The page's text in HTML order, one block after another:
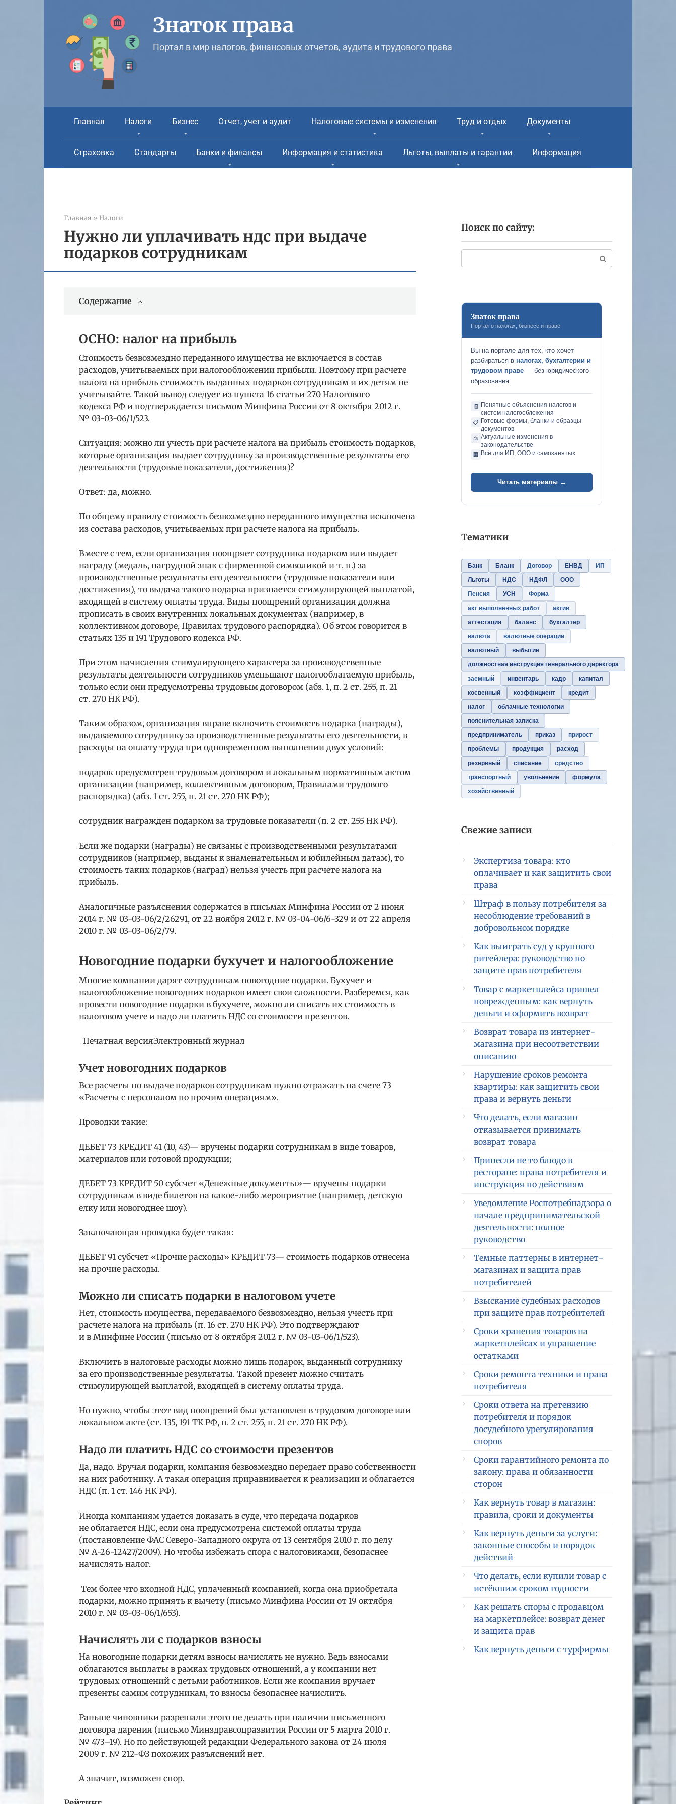
Знаток права
Портал в мир налогов, финансовых отчетов, аудита и трудового права
Главная Налоги Бизнес Отчет, учет и аудит Налоговые системы и изменения Труд и отдых Документы
Страховка Стандарты Банки и финансы Информация и статистика Льготы, выплаты и гарантии Информация
Главная » Налоги
Нужно ли уплачивать ндс при выдаче
подарков сотрудникам
Содержание
ОСНО: налог на прибыль
Стоимость безвозмездно переданного имущества не включается в состав
расходов, учитываемых при налогообложении прибыли. Поэтому при расчете
налога на прибыль стоимость выданных подарков сотрудникам и их детям не
учитывайте. Такой вывод следует из пункта 16 статьи 270 Налогового
кодекса РФ и подтверждается письмом Минфина России от 8 октября 2012 г.
№ 03-03-06/1/523.
Ситуация: можно ли учесть при расчете налога на прибыль стоимость подарков,
которые организация выдает сотруднику за производственные результаты его
деятельности (трудовые показатели, достижения)?
Ответ: да, можно.
По общему правилу стоимость безвозмездно переданного имущества исключена
из состава расходов, учитываемых при расчете налога на прибыль.
Вместе с тем, если организация поощряет сотрудника подарком или выдает
награду (медаль, нагрудной знак с фирменной символикой и т. п.) за
производственные результаты его деятельности (трудовые показатели или
достижения), то выдача такого подарка признается стимулирующей выплатой,
входящей в систему оплаты труда. Виды поощрений организация должна
прописать в своих внутренних локальных документах (например, в
коллективном договоре, Правилах трудового распорядка). Об этом говорится в
статьях 135 и 191 Трудового кодекса РФ.
При этом начисления стимулирующего характера за производственные
результаты деятельности сотрудников уменьшают налогооблагаемую прибыль,
только если они предусмотрены трудовым договором (абз. 1, п. 2 ст. 255, п. 21
ст. 270 НК РФ).
Таким образом, организация вправе включить стоимость подарка (награды),
выдаваемого сотруднику за производственные результаты его деятельности, в
расходы на оплату труда при одновременном выполнении двух условий:
подарок предусмотрен трудовым договором и локальным нормативным актом
организации (например, коллективным договором, Правилами трудового
распорядка) (абз. 1 ст. 255, п. 21 ст. 270 НК РФ);
сотрудник награжден подарком за трудовые показатели (п. 2 ст. 255 НК РФ).
Если же подарки (награды) не связаны с производственными результатами
сотрудников (например, выданы к знаменательным и юбилейным датам), то
стоимость таких подарков (наград) нельзя учесть при расчете налога на
прибыль.
Аналогичные разъяснения содержатся в письмах Минфина России от 2 июня
2014 г. № 03-03-06/2/26291, от 22 ноября 2012 г. № 03-04-06/6-329 и от 22 апреля
2010 г. № 03-03-06/2/79.
Новогодние подарки бухучет и налогообложение
Многие компании дарят сотрудникам новогодние подарки. Бухучет и
налогообложение новогодних подарков имеет свои сложности. Разберемся, как
провести новогодние подарки в бухучете, можно ли списать их стоимость в
налоговом учете и надо ли платить НДС со стоимости презентов.
Печатная версияЭлектронный журнал
Учет новогодних подарков
Все расчеты по выдаче подарков сотрудникам нужно отражать на счете 73
«Расчеты с персоналом по прочим операциям».
Проводки такие:
ДЕБЕТ 73 КРЕДИТ 41 (10, 43)— вручены подарки сотрудникам в виде товаров,
материалов или готовой продукции;
ДЕБЕТ 73 КРЕДИТ 50 субсчет «Денежные документы»— вручены подарки
сотрудникам в виде билетов на какое-либо мероприятие (например, детскую
елку или новогоднее шоу).
Заключающая проводка будет такая:
ДЕБЕТ 91 субсчет «Прочие расходы» КРЕДИТ 73— стоимость подарков отнесена
на прочие расходы.
Можно ли списать подарки в налоговом учете
Нет, стоимость имущества, передаваемого безвозмездно, нельзя учесть при
расчете налога на прибыль (п. 16 ст. 270 НК РФ). Это подтверждают
и в Минфине России (письмо от 8 октября 2012 г. № 03-03-06/1/523).
Включить в налоговые расходы можно лишь подарок, выданный сотруднику
за его производственные результаты. Такой презент можно считать
стимулирующей выплатой, входящей в систему оплаты труда.
Но нужно, чтобы этот вид поощрений был установлен в трудовом договоре или
локальном акте (ст. 135, 191 ТК РФ, п. 2 ст. 255, п. 21 ст. 270 НК РФ).
Надо ли платить НДС со стоимости презентов
Да, надо. Вручая подарки, компания безвозмездно передает право собственности
на них работнику. А такая операция приравнивается к реализации и облагается
НДС (п. 1 ст. 146 НК РФ).
Иногда компаниям удается доказать в суде, что передача подарков
не облагается НДС, если она предусмотрена системой оплаты труда
(постановление ФАС Северо-Западного округа от 13 сентября 2010 г. по делу
№ А-26-12427/2009). Но чтобы избежать спора с налоговиками, безопаснее
начислять налог.
Тем более что входной НДС, уплаченный компанией, когда она приобретала
подарки, можно принять к вычету (письмо Минфина России от 19 октября
2010 г. № 03-03-06/1/653).
Начислять ли с подарков взносы
На новогодние подарки детям взносы начислять не нужно. Ведь взносами
облагаются выплаты в рамках трудовых отношений, а у компании нет
трудовых отношений с детьми работников. Если же компания вручает
презенты самим сотрудникам, то взносы безопаснее начислить.
Раньше чиновники разрешали этого не делать при наличии письменного
договора дарения (письмо Минздравсоцразвития России от 5 марта 2010 г.
№ 473–19). Но по действующей редакции Федерального закона от 24 июля
2009 г. № 212-ФЗ похожих разъяснений нет.
А значит, возможен спор.
Поиск по сайту:
Знаток права
Портал о налогах, бизнесе и праве
Вы на портале для тех, кто хочет
разбираться в налогах, бухгалтерии и
трудовом праве — без юридического
образования.
🧾
Понятные объяснения налогов и
систем налогообложения
📋 Готовые формы, бланки и образцы
документов
⚖️ Актуальные изменения в
законодательстве
🏢 Всё для ИП, ООО и самозанятых
Читать материалы →
Тематики
Банк Бланк Договор ЕНВД
ИП
Льготы
НДС НДФЛ
ООО
Пенсия
УСН
Форма
акт выполненных работ
актив
аттестация
баланс
бухгалтер
валюта
валютные операции
валютный
выбытие
должностная инструкция генерального директора
заемный
инвентарь кадр
капитал
косвенный
коэффициент
кредит
налог
облачные технологии
пояснительная записка
предприниматель
приказ
прирост
проблемы
продукция
расход
резервный
списание
средство
транспортный
увольнение
формула
хозяйственный
Свежие записи
Экспертиза товара: кто
оплачивает и как защитить свои
права
Штраф в пользу потребителя за
несоблюдение требований в
добровольном порядке
Как выиграть суд у крупного
ритейлера: руководство по
защите прав потребителя
Товар с маркетплейса пришел
поврежденным: как вернуть
деньги и оформить возврат
Возврат товара из интернет-
магазина при несоответствии
описанию
Нарушение сроков ремонта
квартиры: как защитить свои
права и вернуть деньги
Что делать, если магазин
отказывается принимать
возврат товара
Принесли не то блюдо в
ресторане: права потребителя и
инструкция по действиям
Уведомление Роспотребнадзора о
начале предпринимательской
деятельности: полное
руководство
Темные паттерны в интернет-
магазинах и защита прав
потребителей
Взыскание судебных расходов
при защите прав потребителей
Сроки хранения товаров на
маркетплейсах и управление
остатками
Сроки ремонта техники и права
потребителя
Сроки ответа на претензию
потребителя и порядок
досудебного урегулирования
споров
Сроки гарантийного ремонта по
закону: права и обязанности
сторон
Как вернуть товар в магазин:
правила, сроки и документы
Как вернуть деньги за услуги:
законные способы и порядок
действий
Что делать, если купили товар с
истёкшим сроком годности
Как решать споры с продавцом
на маркетплейсе: возврат денег
и защита прав
Как вернуть деньги с турфирмы